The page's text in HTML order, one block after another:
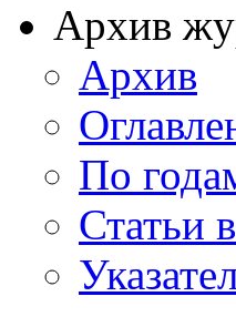
Архив
Архив
По
Статьи